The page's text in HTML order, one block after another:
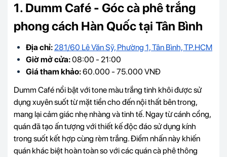
1. Dumm Café - Góc cà phê trắng
phong cách Hàn Quốc tại Tân Bình
Địa chỉ: 281/60 Lê Văn Sỹ, Phường 1, Tân Bình, TP.HCM
Giờ mở cửa:08:00 - 21:00
Giá tham khảo:60.000 - 75.000 VNĐ
Dumm Café nổi bật với tone màu trắng tinh khôi được sử
dụng xuyên suốt từ mặt tiền cho đến nội thất bên trong,
mang lại cảm giác nhẹ nhàng và tinh tế. Ngay từ cánh cổng,
quán đã tạo ấn tượng với thiết kế độc đáo sử dụng kính
trong suốt kết hợp cùng rèm trắng. Điểm nhấn này khiến
quán khác biệt hoàn toàn so với các quán cà phê thông